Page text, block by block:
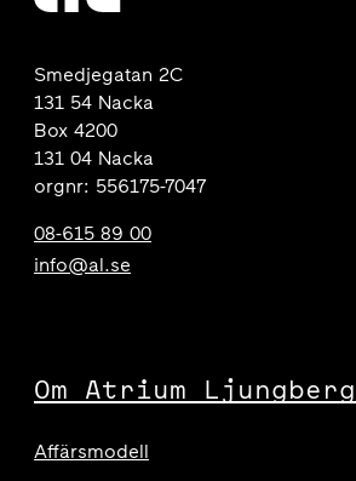
Smedjegatan 2C
131 54 Nacka
Box 4200
131 04 Nacka
orgnr: 556175-7047
08-615 89 00
info@al.se
Om Atrium Ljungberg
Affärsmodell